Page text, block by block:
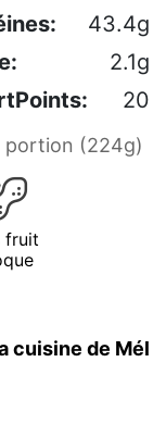
43.4g
2.1g
20
portion (224g)
fruit
cuisine de Mél